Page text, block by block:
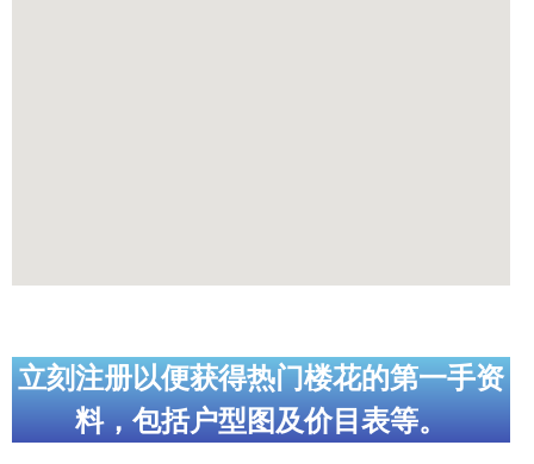
立刻注册以便获得热门楼花的第一手资
料，包括户型图及价目表等。